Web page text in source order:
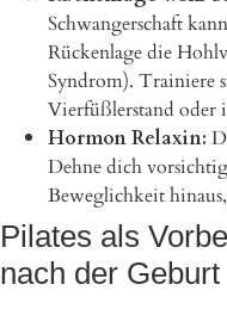
Schwangerschaft
Rückenlage die
Syndrom). Trainiere
Vierfüßlerstand oder
Hormon Relaxin:
Dehne dich
Beweglichkeit
Pilates als
nach der Geburt